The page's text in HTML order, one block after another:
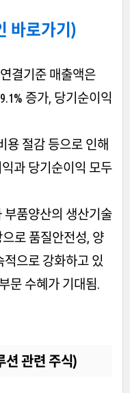
바로가기)
결기준 매출액은
증가, 당기순이익
용 절감 등으로 인해
과 당기순이익 모두
부품양산의 생산기술
로 품질안전성, 양
으로 강화하고 있
문 수혜가 기대됨.
션 관련 주식)